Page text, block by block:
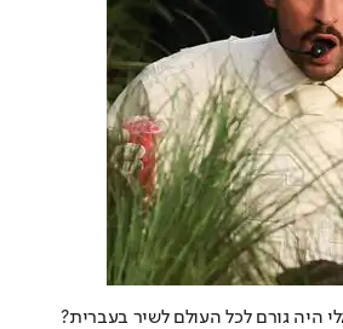
היה גורם לכל העולם לשיר בעברית?